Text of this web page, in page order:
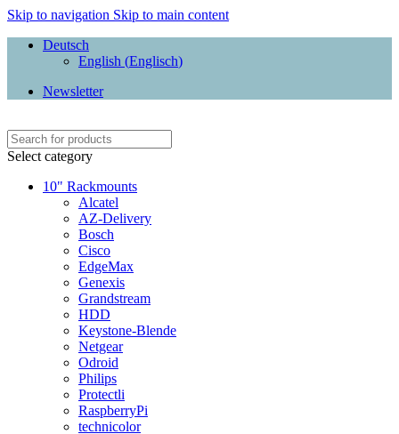
Skip to navigation Skip to main content
Deutsch
English (Englisch)
Newsletter
Select category
10" Rackmounts
Alcatel
AZ-Delivery
Bosch
Cisco
EdgeMax
Genexis
Grandstream
HDD
Keystone-Blende
Netgear
Odroid
Philips
Protectli
RaspberryPi
technicolor